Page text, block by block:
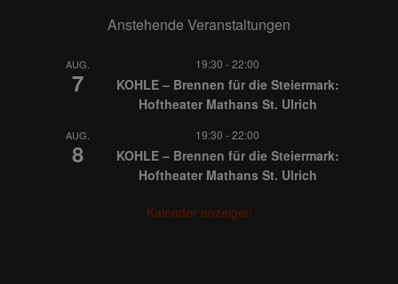
Anstehende Veranstaltungen
AUG.
7
19:30 -22:00
KOHLE – Brennen für die Steiermark:
Hoftheater Mathans St. Ulrich
AUG.
8
19:30 -22:00
KOHLE – Brennen für die Steiermark:
Hoftheater Mathans St. Ulrich
Kalender anzeigen